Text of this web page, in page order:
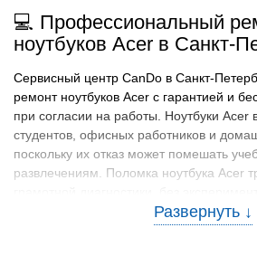
💻 Профессиональный
ноутбуков Acer в Санкт-
Сервисный центр CanDo в Санкт-
ремонт ноутбуков Acer с гарантией и
при согласии на работы. Ноутбуки Acer
студентов, офисных работников и
поскольку их отказ может помешать
развлечениям. Поломка ноутбука Acer
данных. Наши мастера имеют опыт
ноутбуков Acer и аккуратно работают с